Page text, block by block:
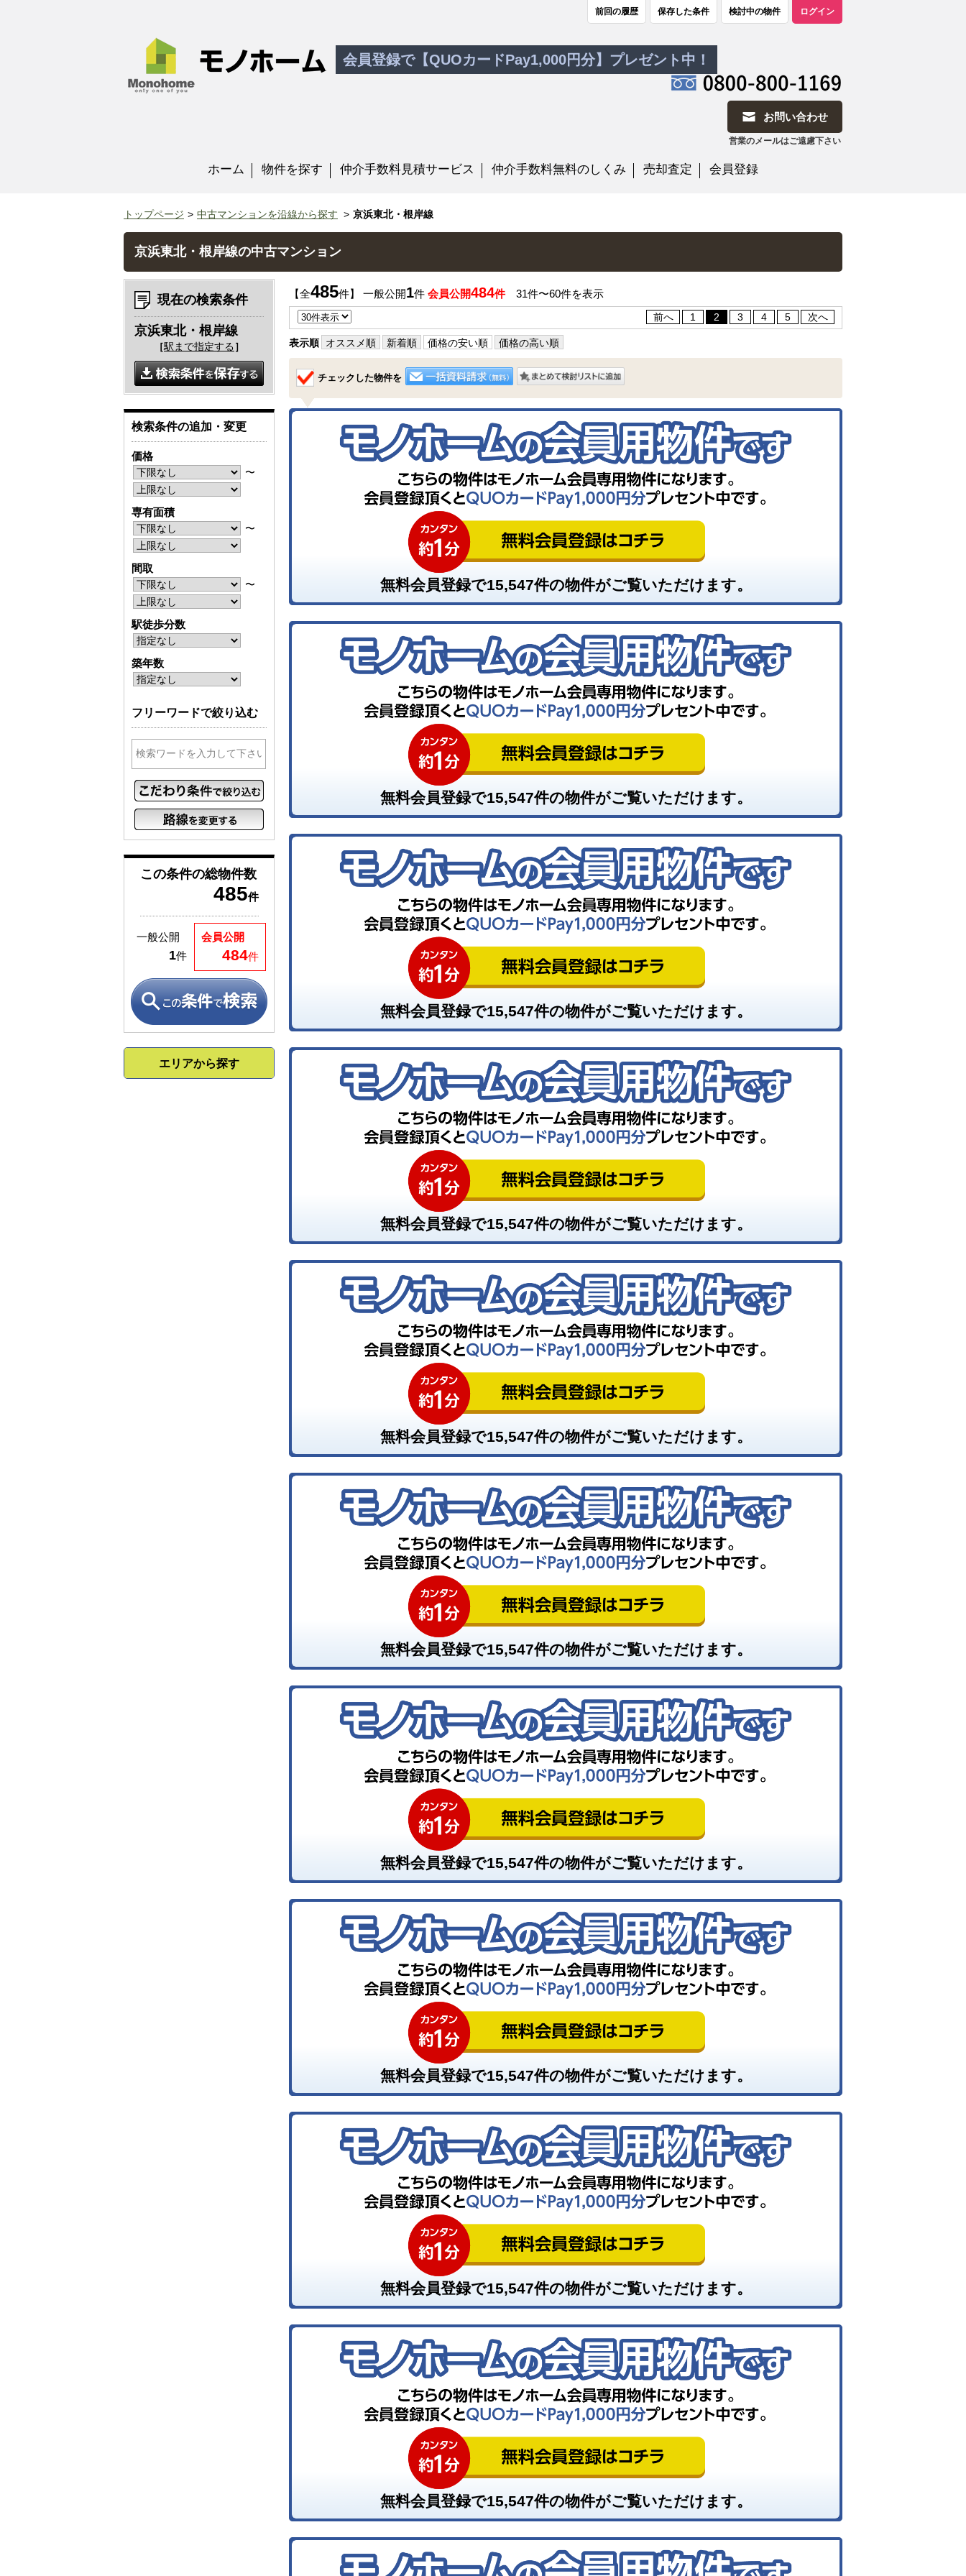
前回の履歴 保存した条件 検討中の物件 ログイン
会員登録で【QUOカードPay1,000円分】プレゼント中！
お問い合わせ
営業のメールはご遠慮下さい
ホーム 物件を探す 仲介手数料見積サービス 仲介手数料無料のしくみ 売却査定 会員登録
トップページ 中古マンションを沿線から探す 京浜東北・根岸線
京浜東北・根岸線の中古マンション
【全485件】 一般公開1件 会員公開484件31件〜60件を表示
前へ 1 2 3 4 5 次へ
表示順 オススメ順 新着順 価格の安い順 価格の高い順
チェックした物件を
無料会員登録で15,547件の物件がご覧いただけます。
無料会員登録で15,547件の物件がご覧いただけます。
無料会員登録で15,547件の物件がご覧いただけます。
無料会員登録で15,547件の物件がご覧いただけます。
無料会員登録で15,547件の物件がご覧いただけます。
無料会員登録で15,547件の物件がご覧いただけます。
無料会員登録で15,547件の物件がご覧いただけます。
無料会員登録で15,547件の物件がご覧いただけます。
無料会員登録で15,547件の物件がご覧いただけます。
無料会員登録で15,547件の物件がご覧いただけます。
現在の検索条件
京浜東北・根岸線
［駅まで指定する ］
検索条件の追加・変更
価格
〜
専有面積
〜
間取
〜
駅徒歩分数
築年数
フリーワードで絞り込む
この条件の総物件数
485件
会員公開
484件
一般公開
1件
エリアから探す